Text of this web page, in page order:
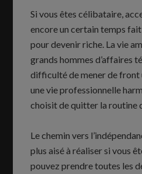
Si vous êtes célibataire,
encore un certain temps
pour devenir riche. La vie
grands hommes d’affaires
difficulté de mener de front
une vie professionnelle
choisit de quitter la routine
Le chemin vers
plus aisé à réaliser si vous
pouvez prendre toutes les